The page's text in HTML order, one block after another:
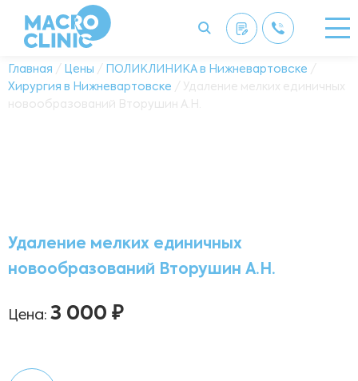
Главная / Цены / ПОЛИКЛИНИКА в Нижневартовске /
Хирургия в Нижневартовске / Удаление мелких единичных
новообразований Вторушин А.Н.
Удаление мелких единичных
новообразований Вторушин А.Н.
Цена: 3 000 ₽